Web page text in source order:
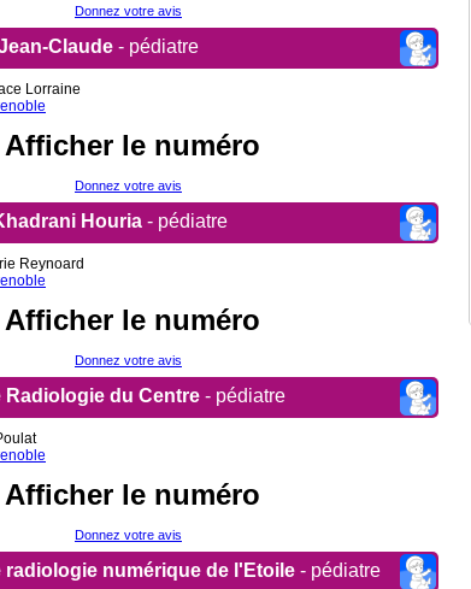
Donnez votre avis
Claude - pédiatre
Lorraine
Afficher le numéro
Donnez votre avis
Houria - pédiatre
Reynoard
Afficher le numéro
Donnez votre avis
Radiologie du Centre - pédiatre
Afficher le numéro
Donnez votre avis
radiologie numérique de l'Etoile - pédiatre